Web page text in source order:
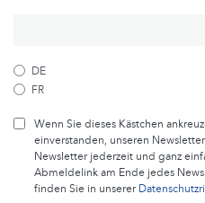
DE
FR
Wenn Sie dieses Kästchen
einverstanden, unseren
Newsletter jederzeit und ganz
Abmeldelink am Ende jedes
finden Sie in unserer